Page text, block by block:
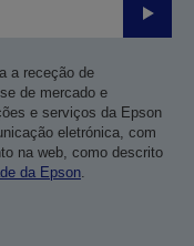
Enviar
a receção de
de mercado e
e serviços da Epson
eletrónica, com
na web, como descrito
da Epson.